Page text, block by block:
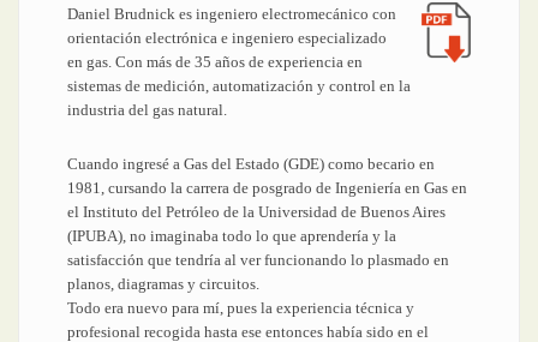
Daniel Brudnick es ingeniero electromecánico con
orientación electrónica e ingeniero especializado
en gas. Con más de 35 años de experiencia en
sistemas de medición, automatización y control en la
industria del gas natural.
Cuando ingresé a Gas del Estado (GDE) como becario en
1981, cursando la carrera de posgrado de Ingeniería en Gas en
el Instituto del Petróleo de la Universidad de Buenos Aires
(IPUBA), no imaginaba todo lo que aprendería y la
satisfacción que tendría al ver funcionando lo plasmado en
planos, diagramas y circuitos.
Todo era nuevo para mí, pues la experiencia técnica y
profesional recogida hasta ese entonces había sido en el